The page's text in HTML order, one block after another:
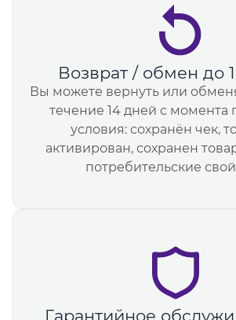
Возврат / обмен до
Вы можете вернуть или
течение 14 дней с момента
условия: сохранён чек,
активирован, сохранен
потребительские
Гарантийное